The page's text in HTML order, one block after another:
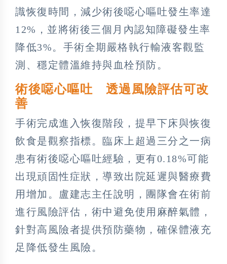
識恢復時間，減少術後噁心嘔吐發生率達
12%，並將術後三個月內認知障礙發生率
降低3%。手術全期嚴格執行輸液客觀監
測、穩定體溫維持與血栓預防。
術後噁心嘔吐 透過風險評估可改
善
手術完成進入恢復階段，提早下床與恢復
飲食是觀察指標。臨床上超過三分之一病
患有術後噁心嘔吐經驗，更有0.18%可能
出現頑固性症狀，導致出院延遲與醫療費
用增加。盧建志主任說明，團隊會在術前
進行風險評估，術中避免使用麻醉氣體，
針對高風險者提供預防藥物，確保體液充
足降低發生風險。